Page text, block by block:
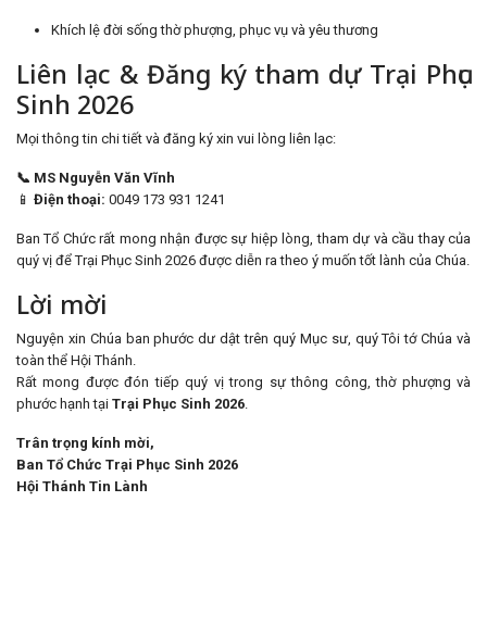
Khích lệ đời sống thờ phượng, phục vụ và yêu thương
Liên lạc & Đăng ký tham dự Trại Phục
Sinh 2026
Mọi thông tin chi tiết và đăng ký xin vui lòng liên lạc:
📞 MS Nguyễn Văn Vĩnh
📱 Điện thoại: 0049 173 931 1241
Ban Tổ Chức rất mong nhận được sự hiệp lòng, tham dự và cầu thay của
quý vị để Trại Phục Sinh 2026 được diễn ra theo ý muốn tốt lành của Chúa.
Lời mời
Nguyện xin Chúa ban phước dư dật trên quý Mục sư, quý Tôi tớ Chúa và
toàn thể Hội Thánh.
Rất mong được đón tiếp quý vị trong sự thông công, thờ phượng và
phước hạnh tại Trại Phục Sinh 2026.
Trân trọng kính mời,
Ban Tổ Chức Trại Phục Sinh 2026
Hội Thánh Tin Lành